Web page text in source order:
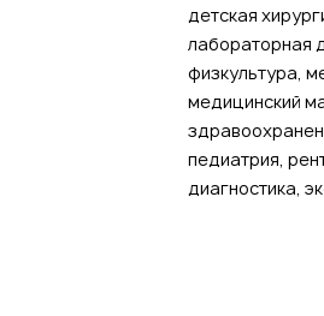
детская
лабораторная
физкультура,
медицинский
педиатрия,
диагностика,